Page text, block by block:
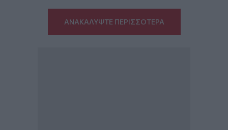
ΑΝΑΚΑΛΥΨΤΕ ΠΕΡΙΣΣΟΤΕΡΑ